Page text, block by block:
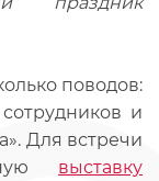
поводов:
и
Для встречи
выставку